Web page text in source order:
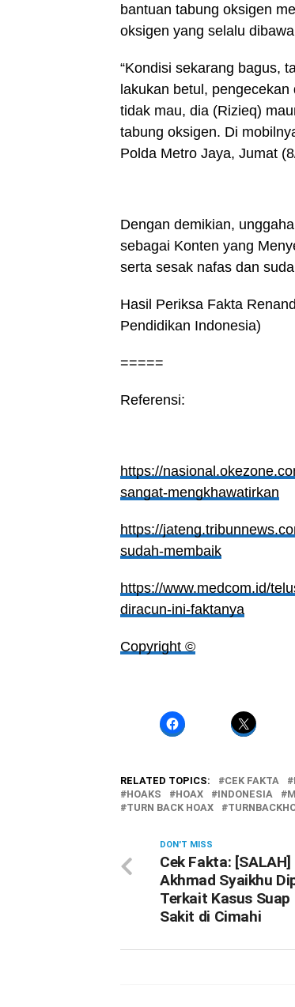
bantuan tabung oksigen
oksigen yang selalu
“Kondisi sekarang bagus,
lakukan betul,
tidak mau, dia (Rizieq)
tabung oksigen. Di
Polda Metro Jaya, Jumat
Dengan demikian,
sebagai Konten yang
serta sesak nafas dan
Hasil Periksa Fakta
Pendidikan Indonesia)
=====
Referensi:
https://
sangat-mengkhawatirkan
https://
sudah-membaik
https://www.medcom.id/
diracun-ini-faktanya
Copyright ©
RELATED TOPICS: CEK FAKTA
HOAKS
HOAX INDONESIA
TURN BACK HOAX
DON'T MISS
Cek Fakta: [SALAH]
Akhmad Syaikhu
Terkait Kasus Suap
Sakit di Cimahi